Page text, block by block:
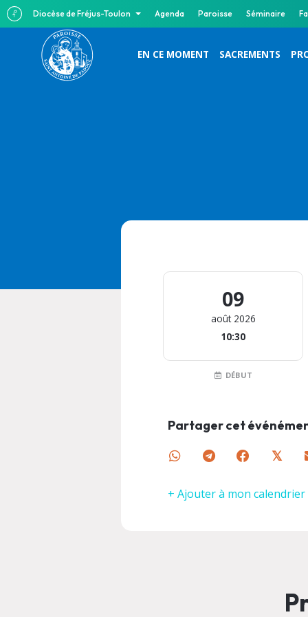
Diocèse de Fréjus-Toulon Agenda Paroisse Séminaire
EN CE MOMENT SACREMENTS
09
août 2026
10:30
DÉBUT
Partager cet
𝕏
+ Ajouter à mon calendrier